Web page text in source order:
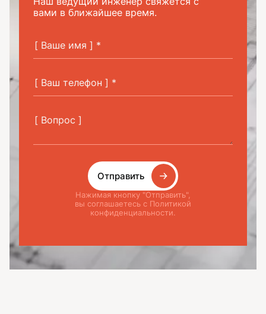
вами в ближайшее время.
Отправить
Нажимая кнопку "Отправить",
вы соглашаетесь с Политикой
конфиденциальности.